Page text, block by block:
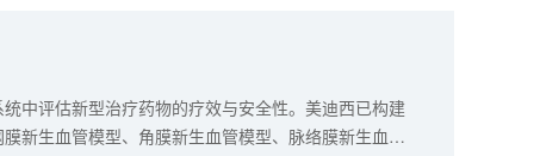
中评估新型治疗药物的疗效与安全性。美迪西已构建
新生血管模型、角膜新生血管模型、脉络膜新生血管